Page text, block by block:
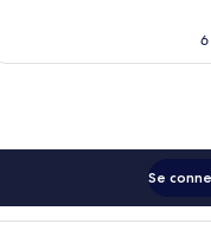
Se